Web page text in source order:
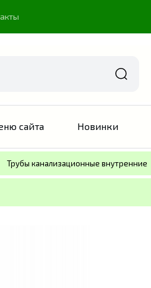
сайта Новинки
Трубы канализационные внутренние